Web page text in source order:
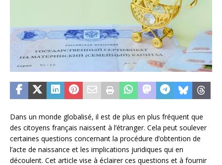
Dans un monde globalisé, il est de plus en plus fréquent que
des citoyens français naissent à l’étranger. Cela peut soulever
certaines questions concernant la procédure d’obtention de
l’acte de naissance et les implications juridiques qui en
découlent. Cet article vise à éclairer ces questions et à fournir